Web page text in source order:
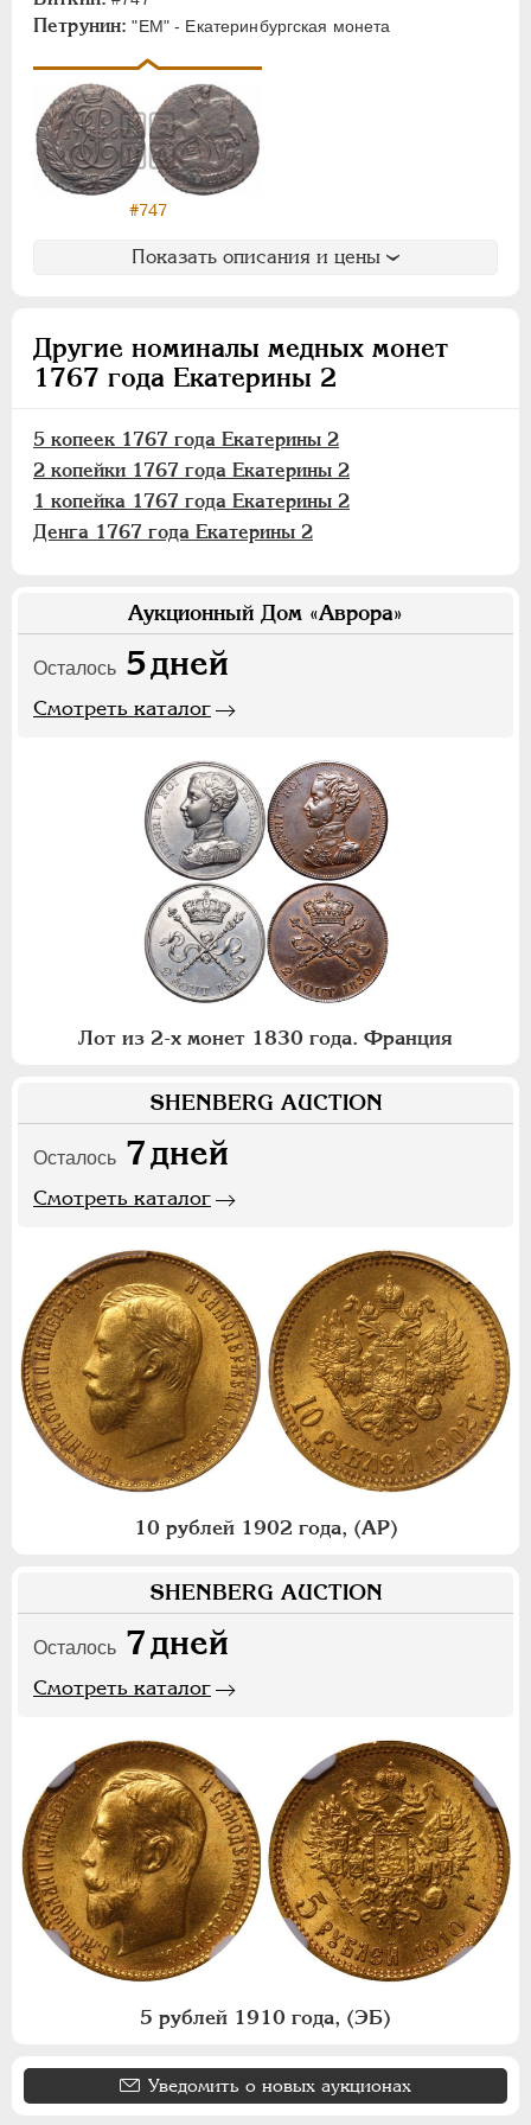
Петрунин: "ЕМ" - Екатеринбургская монета
#747
Показать описания и цены
Другие номиналы медных монет
1767 года Екатерины 2
5 копеек 1767 года Екатерины 2
2 копейки 1767 года Екатерины 2
1 копейка 1767 года Екатерины 2
Денга 1767 года Екатерины 2
Аукционный Дом «Аврора»
Осталось 5дней
Смотреть каталог
Лот из 2-х монет 1830 года. Франция
SHENBERG AUCTION
Осталось 7дней
Смотреть каталог
10 рублей 1902 года, (АР)
SHENBERG AUCTION
Осталось 7дней
Смотреть каталог
5 рублей 1910 года, (ЭБ)
Уведомить о новых аукционах
Для Молдовы
Монетовидные
ПАВЕЛ I 1796-1801
АЛЕКСАНДР I 1801-1825
НИКОЛАЙ I 1826-1855
АЛЕКСАНДР III 1881-1894
ВРЕМЕННОЕ ПРАВ.
ИНОСТРАННЫЕ 1768-1918